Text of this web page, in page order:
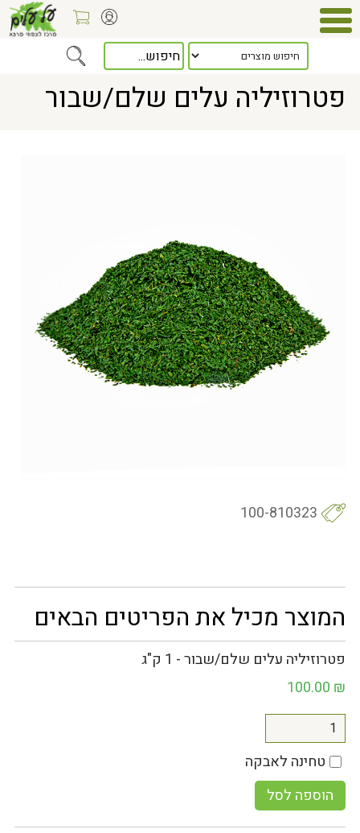
> פטרוזיליה עלים שלם/שבור
פטרוזיליה עלים שלם/שבור
100-810323
המוצר מכיל את הפריטים הבאים
פטרוזיליה עלים שלם/שבור - 1 ק"ג
100.00 ₪
טחינה לאבקה
הוספה לסל